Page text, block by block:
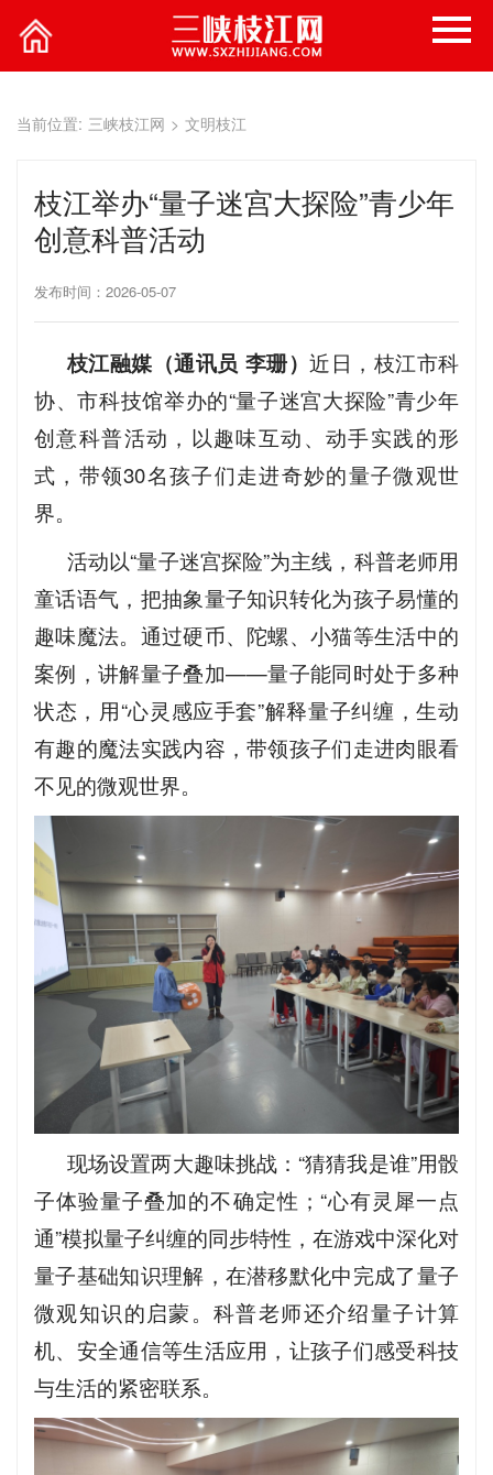
当前位置: 三峡枝江网 > 文明枝江
枝江举办“量子迷宫大探险”青少年
创意科普活动
发布时间：2026-05-07
枝江融媒（通讯员 李珊）近日，枝江市科
协、市科技馆举办的“量子迷宫大探险”青少年
创意科普活动，以趣味互动、动手实践的形
式，带领30名孩子们走进奇妙的量子微观世
界。
活动以“量子迷宫探险”为主线，科普老师用
童话语气，把抽象量子知识转化为孩子易懂的
趣味魔法。通过硬币、陀螺、小猫等生活中的
案例，讲解量子叠加——量子能同时处于多种
状态，用“心灵感应手套”解释量子纠缠，生动
有趣的魔法实践内容，带领孩子们走进肉眼看
不见的微观世界。
现场设置两大趣味挑战：“猜猜我是谁”用骰
子体验量子叠加的不确定性；“心有灵犀一点
通”模拟量子纠缠的同步特性，在游戏中深化对
量子基础知识理解，在潜移默化中完成了量子
微观知识的启蒙。科普老师还介绍量子计算
机、安全通信等生活应用，让孩子们感受科技
与生活的紧密联系。